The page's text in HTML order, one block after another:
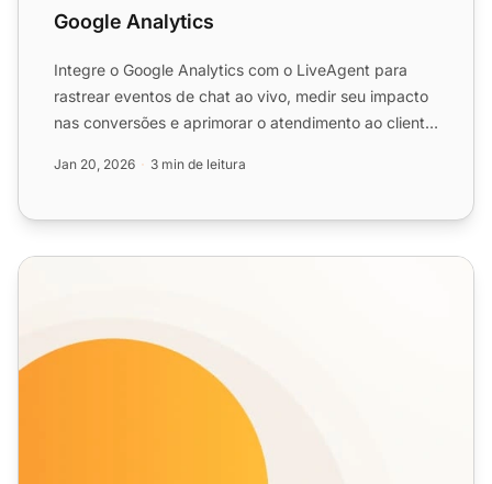
Google Analytics
Integre o Google Analytics com o LiveAgent para
rastrear eventos de chat ao vivo, medir seu impacto
nas conversões e aprimorar o atendimento ao cliente.
Jan 20, 2026 3 min de leitura
Recursos de rastreamento de visitantes do site